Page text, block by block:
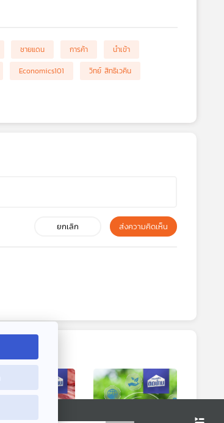
ชายแดน การค้า
นำเข้า
Economics101
วิทย์ สิทธิเวคิน
ยกเลิก ส่งความคิดเห็น